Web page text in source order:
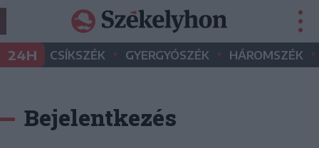
24H CSÍKSZÉK • GYERGYÓSZÉK • HÁROMSZÉK •
Bejelentkezés